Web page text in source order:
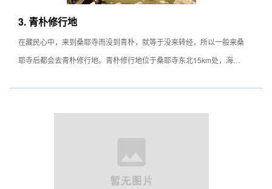
车驻足，或徒步至湖边，甚至露营湖旁是感受羊湖的最好方式。
3. 青朴修行地
在藏民心中，来到桑耶寺而没到青朴，就等于没来转经，所以一般来桑
耶寺后都会去青朴修行地。青朴修行地位于桑耶寺东北15km处，海拔
因为有不顾清苦、艰辛的修行者在此聚居，很多藏族人都将这里视为圣
另外去青朴最好自带食物和水，山上没有饭馆。